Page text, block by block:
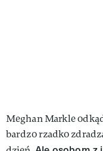
Meghan Markle
bardzo rzadko